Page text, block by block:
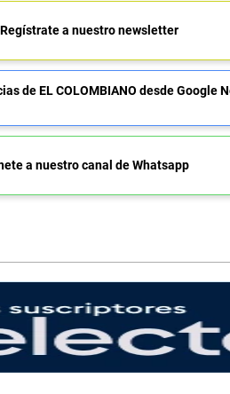
Regístrate a nuestro newsletter
de EL COLOMBIANO desde Google
a nuestro canal de Whatsapp